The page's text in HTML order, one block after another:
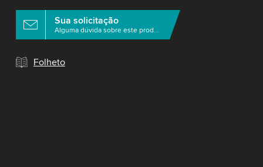
Sua solicitação
Alguma dúvida sobre este produto?
Folheto